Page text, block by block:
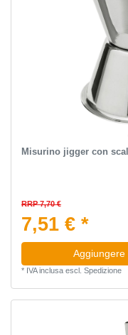
Misurino jigger con
RRP 7,70 €
7,51 € *
Aggiungere
* IVA inclusaescl. Spedizione